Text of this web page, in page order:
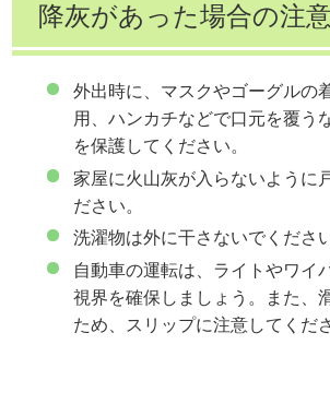
降灰があった場合の注
外出時に、マスクやゴーグルの
用、ハンカチなどで口元を覆う
を保護してください。
家屋に火山灰が入らないように
ださい。
洗濯物は外に干さないでくださ
自動車の運転は、ライトやワイ
視界を確保しましょう。また、
ため、スリップに注意してくだ